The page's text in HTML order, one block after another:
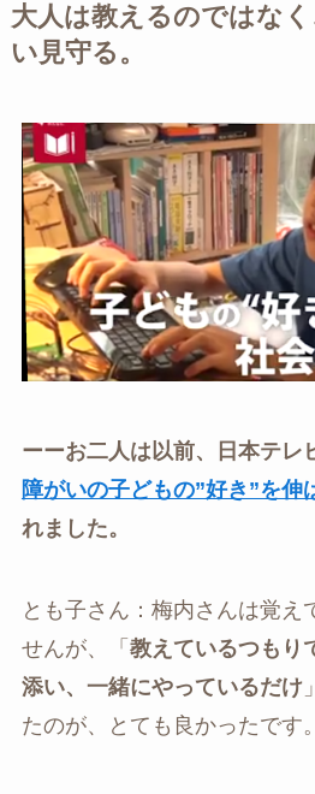
大人は教えるのではな
い見守る。
ーーお二人は以前、日本テレ
障がいの子どもの”好き”を伸
れました。
とも子さん：梅内さんは覚え
せんが、「 教えているつもり
添い、一緒にやっているだけ
たのが、とても良かったです。